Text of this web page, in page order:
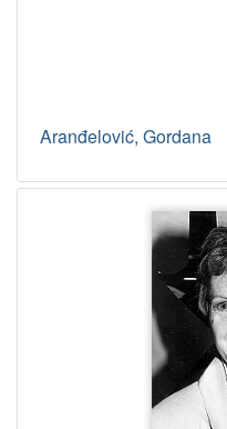
Aranđelović, Gordana